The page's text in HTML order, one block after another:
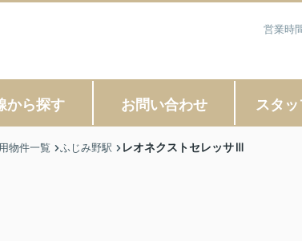
営業時
から探す お問い合わせ スタ
物件一覧 ふじみ野駅 レオネクストセレッサⅢ